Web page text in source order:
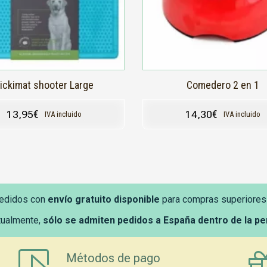
shooter Large
13,95€ IVA incluido
Comedero 2 en 1
14,30€ IVA incluido
con envío gratuito disponible para compras
sólo se admiten pedidos a España dentro de la
Métodos de pago